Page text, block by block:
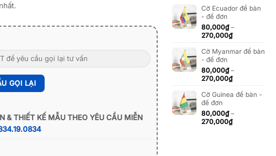
& THIẾT KẾ MẪU THEO YÊU CẦU MIỄN
Cờ Ecuador để bàn
- đế đơn
80,000₫ –
270,000₫Khoảng
từ
270,000₫
Cờ Myanmar để bàn
- đế đơn
80,000₫ –
270,000₫Khoảng
từ
270,000₫
Cờ Guinea để bàn -
đế đơn
80,000₫ –
270,000₫Khoảng